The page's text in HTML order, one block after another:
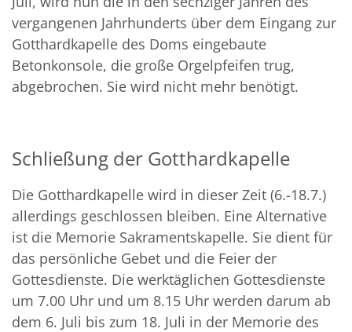
vergangenen Jahrhunderts über dem Eingang zur
Gotthardkapelle des Doms eingebaute
Betonkonsole, die große Orgelpfeifen trug,
abgebrochen. Sie wird nicht mehr benötigt.
Schließung der Gotthardkapelle
Die Gotthardkapelle wird in dieser Zeit (6.-18.7.)
allerdings geschlossen bleiben. Eine Alternative
ist die Memorie Sakramentskapelle. Sie dient für
das persönliche Gebet und die Feier der
Gottesdienste. Die werktäglichen Gottesdienste
um 7.00 Uhr und um 8.15 Uhr werden darum ab
dem 6. Juli bis zum 18. Juli in der Memorie des